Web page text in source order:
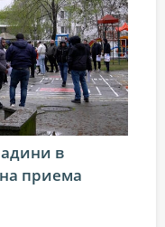
в
приема